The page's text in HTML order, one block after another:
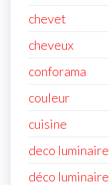
chevet
cheveux
conforama
couleur
cuisine
deco luminaire
déco luminaire